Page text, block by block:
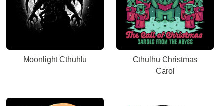
Moonlight Cthuhlu
Cthulhu Christmas
Carol